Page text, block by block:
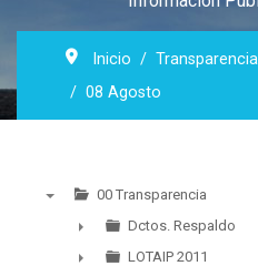
Inicio Transparencia
08 Agosto
00 Transparencia
►
Dctos. Respaldo
LOTAIP 2011